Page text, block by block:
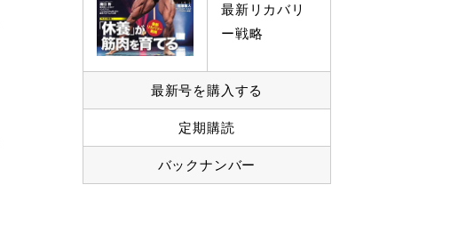
最新リカバリ
ー戦略
最新号を購入する
定期購読
バックナンバー